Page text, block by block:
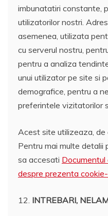
imbunatatiri constante,
utilizatorilor nostri.
asemenea, utilizata
cu serverul nostru,
pentru a analiza
unui utilizator pe site si
demografice, pentru a
preferintele vizitatorilor
Acest site utilizeaza, de
Pentru mai multe detalii
sa accesati
despre prezenta
12. INTREBARI,